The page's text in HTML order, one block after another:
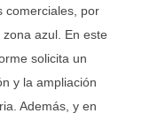
comerciales, por
azul. En este
solicita un
y la ampliación
Además, y en